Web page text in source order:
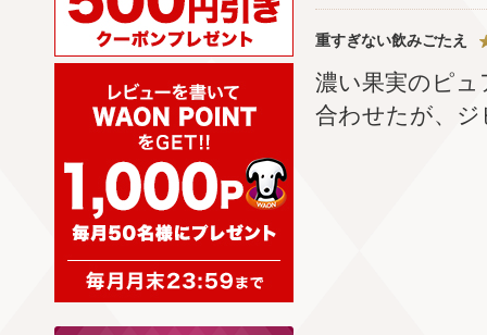
重すぎない飲みごたえ
濃い果実のピ
合わせたが、